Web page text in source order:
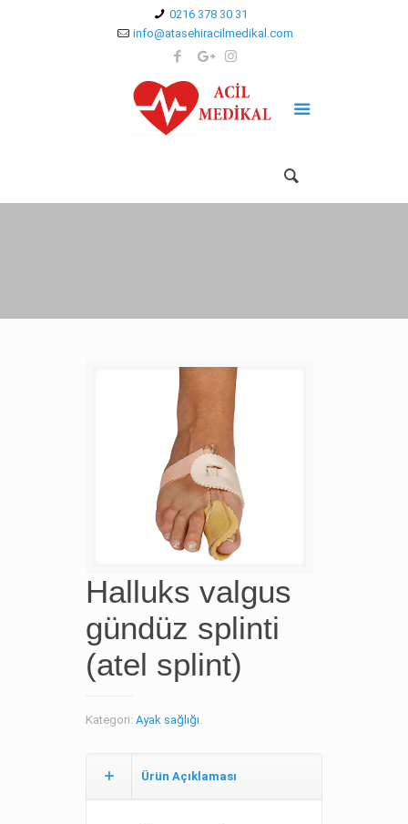
0216 378 30 31
info@atasehiracilmedikal.com
Halluks valgus
gündüz splinti
(atel splint)
Kategori: Ayak sağlığı.
Ürün Açıklaması